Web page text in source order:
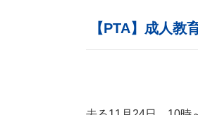
【PTA】成人